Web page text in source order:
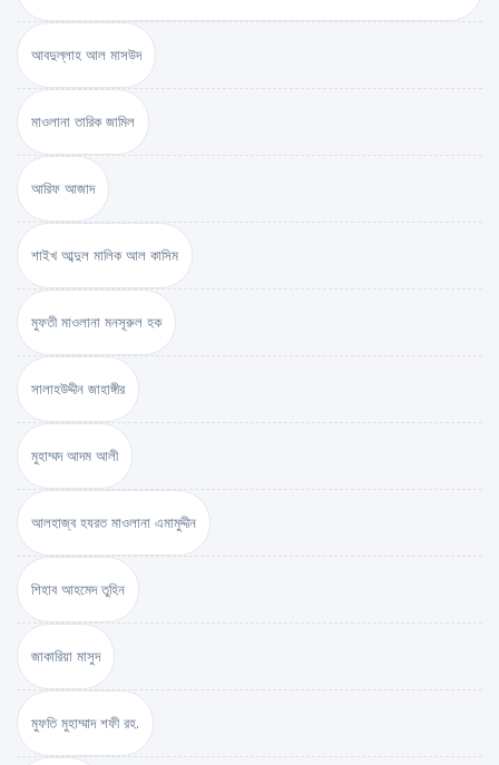
আবদুল্লাহ আল মাসউদ
মাওলানা তারিক জামিল
আরিফ আজাদ
শাইখ আব্দুল মালিক আল কাসিম
মুফতী মাওলানা মনসূরুল হক
সালাহউদ্দীন জাহাঙ্গীর
মুহাম্মদ আদম আলী
আলহাজ্ব হযরত মাওলানা এমামুদ্দীন
শিহাব আহমেদ তুহিন
জাকারিয়া মাসুদ
মুফতি মুহাম্মাদ শফী রহ.